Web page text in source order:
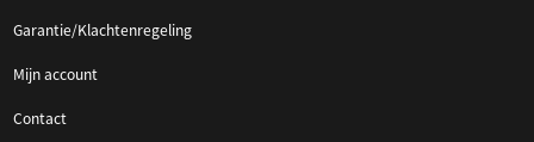
Garantie/Klachtenregeling
Mijn account
Contact